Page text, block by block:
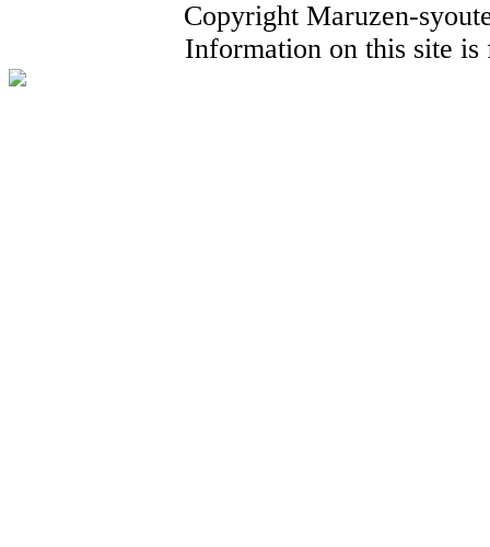
Copyright Maruzen-
Information on this site is